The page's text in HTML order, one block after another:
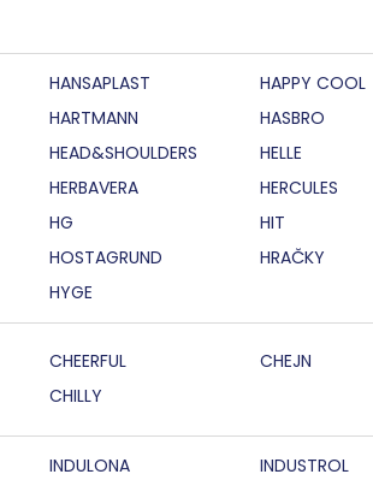
HANSAPLAST
HAPPY COOL
HARTMANN
HASBRO
HEAD&SHOULDERS
HELLE
HERBAVERA
HERCULES
HG
HIT
HOSTAGRUND
HRAČKY
HYGE
CHEERFUL
CHEJN
CHILLY
INDULONA
INDUSTROL